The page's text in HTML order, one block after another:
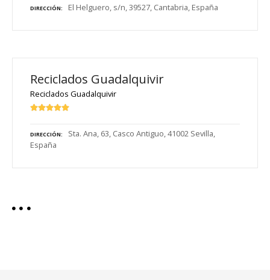
DIRECCIÓN El Helguero, s/n, 39527, Cantabria, España
Reciclados Guadalquivir
Reciclados Guadalquivir
DIRECCIÓN
Sta. Ana, 63, Casco Antiguo, 41002 Sevilla,
España